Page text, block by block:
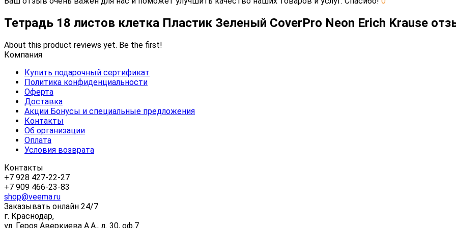
Тетрадь 18 листов клетка Пластик Зеленый CoverPrо Neon Erich Krause
About this product reviews yet. Be the first!
Компания
Купить подарочный сертификат
Политика конфиденциальности
Оферта
Доставка
Акции Бонусы и специальные предложения
Контакты
Об организации
Оплата
Условия возврата
Контакты
+7 928 427-22-27
+7 909 466-23-83
shop@veema.ru
Заказывать онлайн 24/7
г. Краснодар,
ул. Героя Аверкиева А.А., д. 30, оф.7